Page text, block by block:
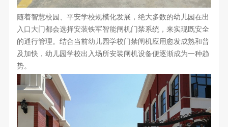
随着智慧校园、平安学校规模化发展，绝大多数的幼儿园在出
入口大门都会选择安装铁军智能闸机门禁系统，来实现既安全
的通行管理。结合当前幼儿园学校门禁闸机应用愈发成熟和普
及加快，幼儿园学校出入场所安装闸机设备便逐渐成为一种趋
势。